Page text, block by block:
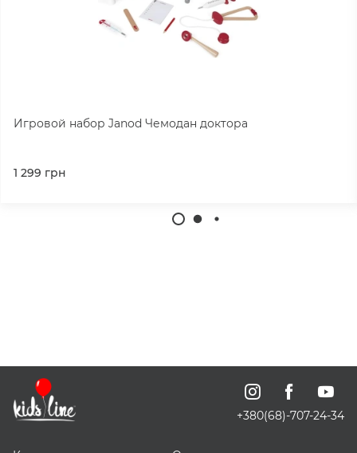
Игровой набор Janod Чемодан доктора
1 299 грн
+380(68)-707-24-34